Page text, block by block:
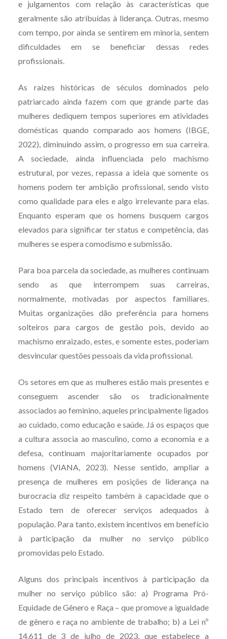
e julgamentos com relação às características que
geralmente são atribuídas à liderança. Outras, mesmo
com tempo, por ainda se sentirem em minoria, sentem
dificuldades em se beneficiar dessas redes
profissionais.
As raízes históricas de séculos dominados pelo
patriarcado ainda fazem com que grande parte das
mulheres dediquem tempos superiores em atividades
domésticas quando comparado aos homens (IBGE,
2022), diminuindo assim, o progresso em sua carreira.
A sociedade, ainda influenciada pelo machismo
estrutural, por vezes, repassa a ideia que somente os
homens podem ter ambição profissional, sendo visto
como qualidade para eles e algo irrelevante para elas.
Enquanto esperam que os homens busquem cargos
elevados para significar ter status e competência, das
mulheres se espera comodismo e submissão.
Para boa parcela da sociedade, as mulheres continuam
sendo as que interrompem suas carreiras,
normalmente, motivadas por aspectos familiares.
Muitas organizações dão preferência para homens
solteiros para cargos de gestão pois, devido ao
machismo enraizado, estes, e somente estes, poderiam
desvincular questões pessoais da vida profissional.
Os setores em que as mulheres estão mais presentes e
conseguem ascender são os tradicionalmente
associados ao feminino, aqueles principalmente ligados
ao cuidado, como educação e saúde. Já os espaços que
a cultura associa ao masculino, como a economia e a
defesa, continuam majoritariamente ocupados por
homens (VIANA, 2023). Nesse sentido, ampliar a
presença de mulheres em posições de liderança na
burocracia diz respeito também à capacidade que o
Estado tem de oferecer serviços adequados à
população. Para tanto, existem incentivos em benefício
à participação da mulher no serviço público
promovidas pelo Estado.
Alguns dos principais incentivos à participação da
mulher no serviço público são: a) Programa Pró-
Equidade de Gênero e Raça – que promove a igualdade
de gênero e raça no ambiente de trabalho; b) a Lei nº
14.611 de 3 de julho de 2023, que estabelece a